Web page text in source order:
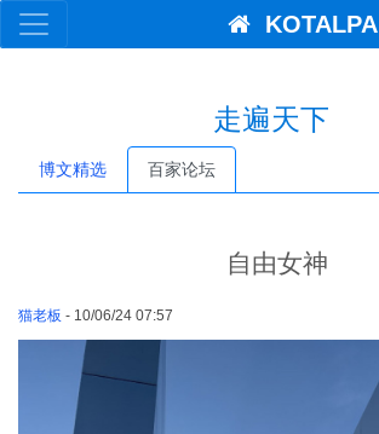
KOTALPA
走遍天下
博文精选 百家论坛
自由女神
猫老板 - 10/06/24 07:57